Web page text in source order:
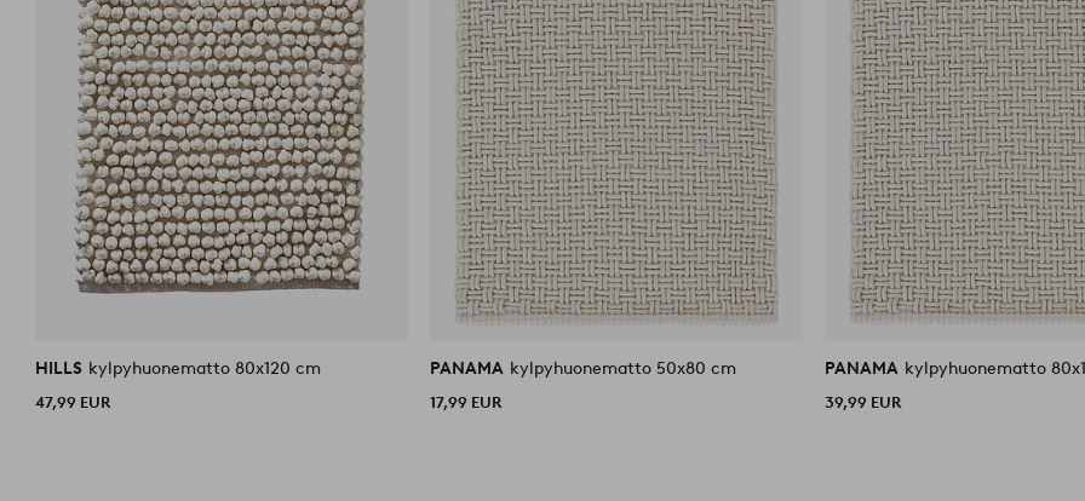
HILLS kylpyhuonematto 80x120 cm
47,99 EUR
PANAMA kylpyhuonematto 50x80 cm
17,99 EUR
PANAMA kylpyhuonematto
39,99 EUR